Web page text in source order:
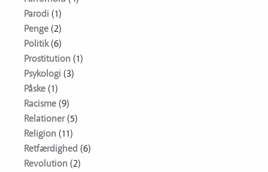
Parodi (1)
Penge (2)
Politik(6)
Prostitution (1)
Psykologi (3)
Påske (1)
Racisme (9)
Relationer(5)
Religion (11)
Retfærdighed (6)
Revolution (2)